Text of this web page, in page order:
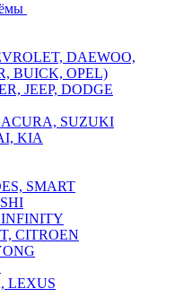
DAEWOO,
BUICK, OPEL)
JEEP, DODGE
SUZUKI
KIA
SMART
CITROEN
LEXUS